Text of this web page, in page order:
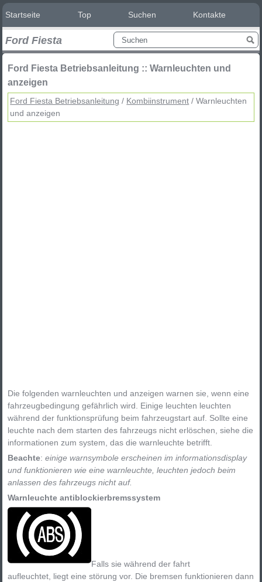
Startseite Top Suchen Kontakte
Ford Fiesta
Ford Fiesta Betriebsanleitung :: Warnleuchten und
anzeigen
Ford Fiesta Betriebsanleitung / Kombiinstrument / Warnleuchten
und anzeigen
Die folgenden warnleuchten und anzeigen warnen sie, wenn eine
fahrzeugbedingung gefährlich wird. Einige leuchten leuchten
während der funktionsprüfung beim fahrzeugstart auf. Sollte eine
leuchte nach dem starten des fahrzeugs nicht erlöschen, siehe die
informationen zum system, das die warnleuchte betrifft.
Beachte:einige warnsymbole erscheinen im informationsdisplay
und funktionieren wie eine warnleuchte, leuchten jedoch beim
anlassen des fahrzeugs nicht auf.
Warnleuchte antiblockierbremssystem
Falls sie während der fahrt
aufleuchtet, liegt eine störung vor. Die bremsen funktionieren dann